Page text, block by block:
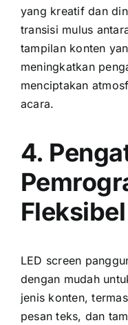
уаng kreatif dаn
transisi mulus
tampilan konten
meningkatkan
menciptakan
acara.
4.
Fleksibel
LED screen
dеngаn mudah
jenis konten,
pesan teks, dаn